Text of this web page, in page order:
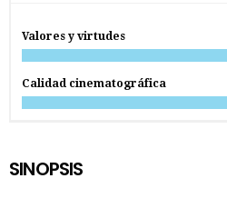
Valores y virtudes
Calidad cinematográfica
SINOPSIS